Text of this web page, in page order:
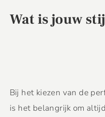
Wat is jouw
Bij het kiezen van de
is het belangrijk om